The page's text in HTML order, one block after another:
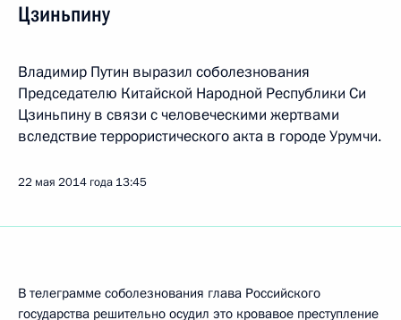
Цзиньпину
Владимир Путин выразил соболезнования
Председателю Китайской Народной Республики Си
Цзиньпину в связи с человеческими жертвами
вследствие террористического акта в городе Урумчи.
22 мая 2014 года 13:45
В телеграмме соболезнования глава Российского
государства решительно осудил это кровавое преступление